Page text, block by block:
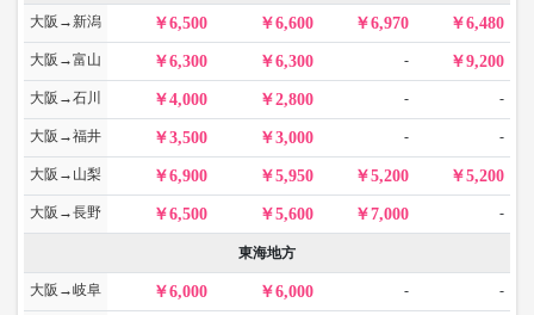
大阪→新潟 6,500 6,600 6,970 6,480
大阪→富山 6,300 6,300 - 9,200
大阪→石川 4,000 2,800 - -
大阪→福井 3,500 3,000 - -
大阪→山梨 6,900 5,950 5,200 5,200
大阪→長野 6,500 5,600 7,000 -
東海地方
大阪→岐阜 6,000 6,000 - -